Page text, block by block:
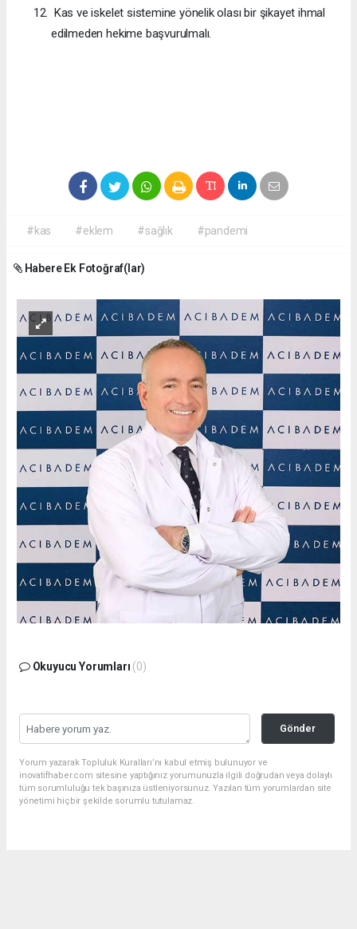
Kas ve iskelet sistemine yönelik olası bir şikayet ihmal
edilmeden hekime başvurulmalı.
#kas #eklem #sağlık #pandemi
Habere Ek Fotoğraf(lar)
Okuyucu Yorumları (0)
Gönder
Yorum yazarak Topluluk Kuralları’nı kabul etmiş bulunuyor ve
inovatifhaber.com sitesine yaptığınız yorumunuzla ilgili doğrudan veya dolaylı
tüm sorumluluğu tek başınıza üstleniyorsunuz. Yazılan tüm yorumlardan site
yönetimi hiçbir şekilde sorumlu tutulamaz.